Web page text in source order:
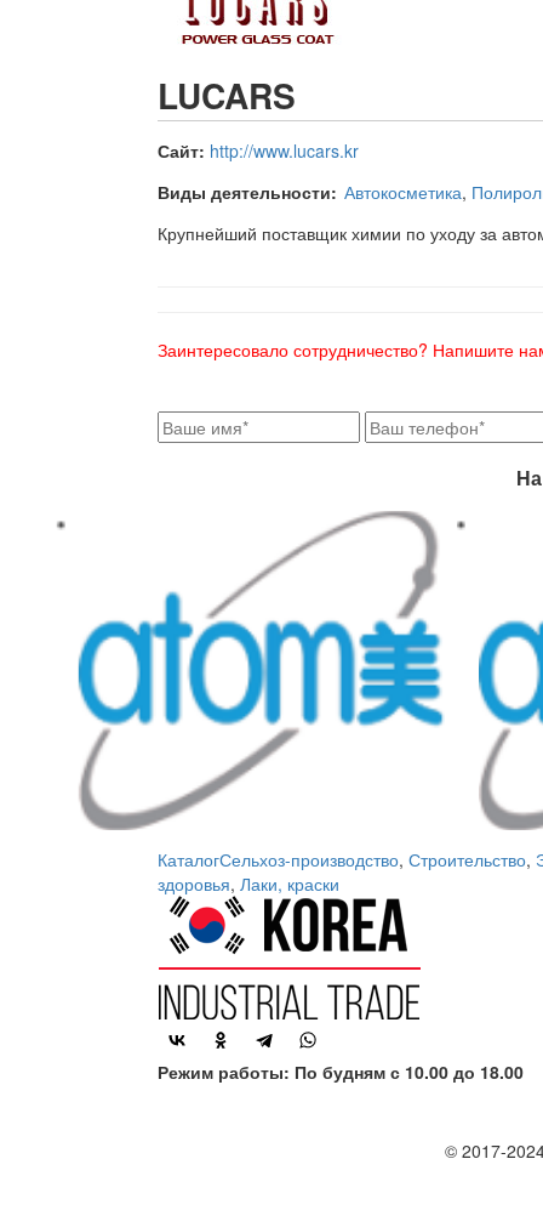
LUCARS
Сайт: http://www.lucars.kr
Виды деятельности: Автокосметика,
Крупнейший поставщик химии по уходу за
Заинтересовало сотрудничество? Напишите
КаталогСельхоз-производство, Строительство,
здоровья, Лаки, краски
Режим работы: По будням с 10.00 до 18.00
© 2017-